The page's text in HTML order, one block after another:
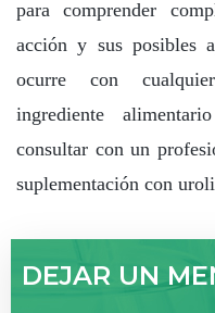
para comprender
acción y sus posibles
ocurre con
ingrediente
consultar con un
suplementación con
DEJAR UN